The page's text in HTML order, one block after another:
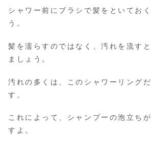
シャワー前にブラシで髪をといてお
う。
髪を濡らすのではなく、汚れを流す
ましょう。
汚れの多くは、このシャワーリング
す。
これによって、シャンプーの泡立ち
すよ。